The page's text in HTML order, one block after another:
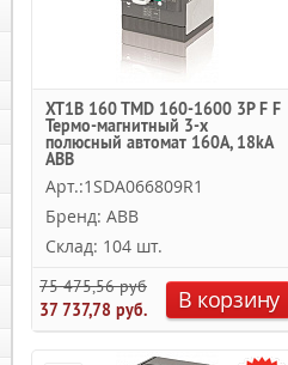
XT1B 160 TMD 160-1600 3P F F
Термо-магнитный 3-х
полюсный автомат 160А, 18kA
ABB
Арт.:1SDA066809R1
Бренд: ABB
Склад: 104 шт.
75 475,56 руб.
37 737,78 руб.
В корзину